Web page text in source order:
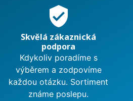
verified_user
Skvělá zákaznická
podpora
Kdykoliv poradíme s
výběrem a zodpovíme
každou otázku. Sortiment
známe poslepu.